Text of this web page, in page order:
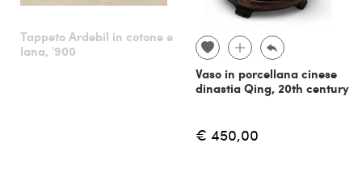
Tappeto Ardebil in cotone e
lana, '900
Vaso in porcellana cinese
dinastia Qing, 20th century
€ 450,00